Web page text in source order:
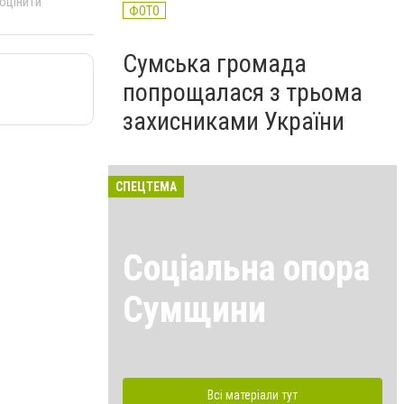
ФОТО
Сумська громада
попрощалася з трьома
захисниками України
СПЕЦТЕМА
Соціальна опора
Сумщини
Всі матеріали тут